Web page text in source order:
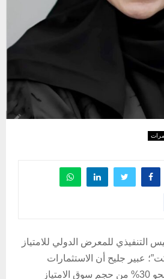
للمعرض الدولي للامتياز
عبير جليح أن الاستثمارات
المصرية تستحوذ على نحو 30% من حجم سوق الامتياز